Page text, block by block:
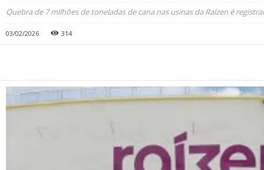
Quebra de 7 milhões de toneladas de cana nas usinas da Raízen é
03/02/2026 314